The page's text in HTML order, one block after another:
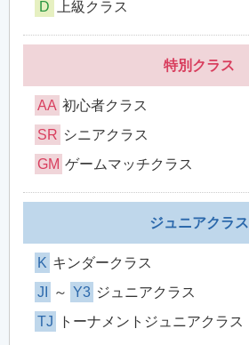
D 上級クラス
特別クラス
AA 初心者クラス
SR シニアクラス
GM ゲームマッチクラス
ジュニアクラス
K キンダークラス
JI
～ Y3 ジュニアクラス
TJ
トーナメントジュニアクラス